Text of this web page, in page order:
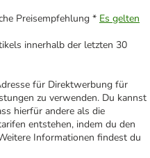
Preisempfehlung * Es gelten
innerhalb der letzten 30
für Direktwerbung für
zu verwenden. Du kannst
hierfür andere als die
entstehen, indem du den
Informationen findest du